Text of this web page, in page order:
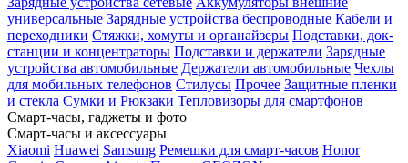
универсальные Зарядные устройства беспроводные Кабели и
переходники Стяжки, хомуты и органайзеры Подставки, док-
станции и концентраторы Подставки и держатели Зарядные
устройства автомобильные Держатели автомобильные Чехлы
для мобильных телефонов Стилусы Прочее Защитные пленки
и стекла Сумки и Рюкзаки Тепловизоры для смартфонов
Смарт-часы, гаджеты и фото
Смарт-часы и аксессуары
Xiaomi Huawei Samsung Ремешки для смарт-часов Honor